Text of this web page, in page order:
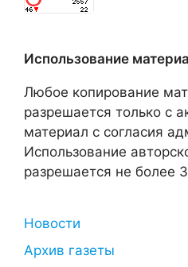
Использование
Любое копирование
разрешается только с
материал с согласия
Использование
разрешается не более
Новости
Архив газеты